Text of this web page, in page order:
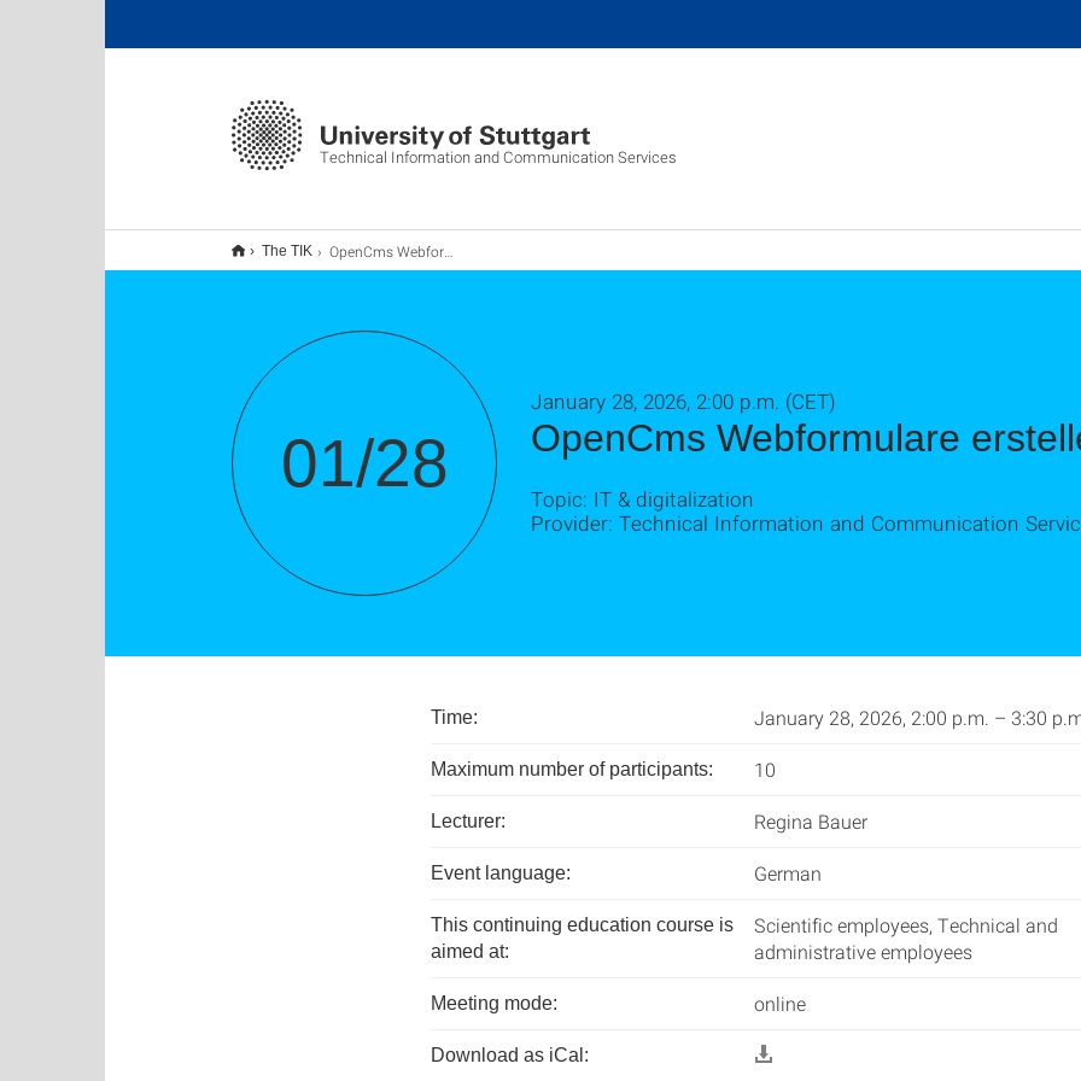
Technical Information and Communication Services
The TIK OpenCms Webformulare erstellen
01/28 OpenCms Webformulare
January 28, 2026, 2:00 p.m. (CET)
Topic: IT & digitalization
Provider: Technical Information and Communication
Time: January 28, 2026, 2:00 p.m. – 3:30
Maximum number of participants: 10
Lecturer: Regina Bauer
Event language: German
This continuing education course is
aimed at:
Scientific employees, Technical and
administrative employees
Meeting mode: online
Download as iCal: